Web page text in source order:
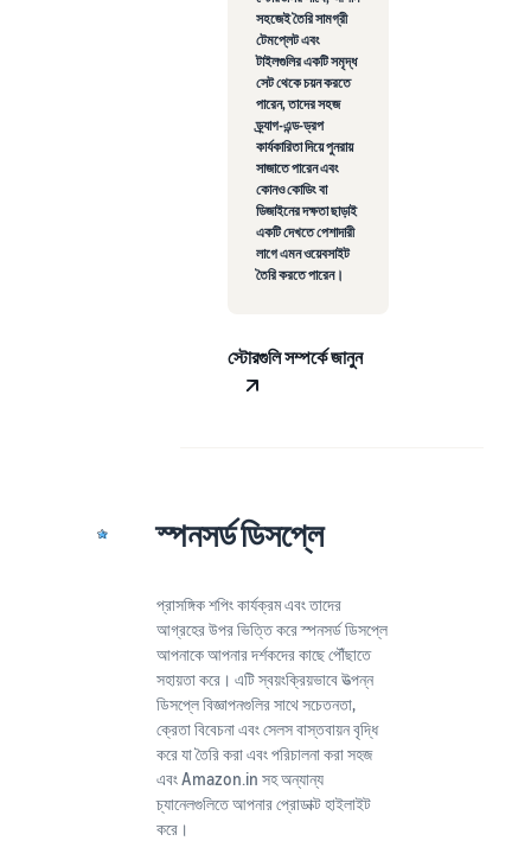
সহজেই তৈরি সামগ্রী
টেমপ্লেট এবং
টাইলগুলির একটি সমৃদ্ধ
সেট থেকে চয়ন করতে
পারেন, তাদের সহজ
ড্র্যাগ-এন্ড-ড্রপ
কার্যকারিতা দিয়ে পুনরায়
সাজাতে পারেন এবং
কোনও কোডিং বা
ডিজাইনের দক্ষতা ছাড়াই
একটি দেখতে পেশাদারী
লাগে এমন ওয়েবসাইট
তৈরি করতে পারেন।
স্টোরগুলি সম্পর্কে জানুন
স্পনসর্ড ডিসপ্লে
প্রাসঙ্গিক শপিং কার্যক্রম এবং তাদের
আগ্রহের উপর ভিত্তি করে স্পনসর্ড ডিসপ্লে
আপনাকে আপনার দর্শকদের কাছে পৌঁছাতে
সহায়তা করে। এটি স্বয়ংক্রিয়ভাবে উত্পন্ন
ডিসপ্লে বিজ্ঞাপনগুলির সাথে সচেতনতা,
ক্রেতা বিবেচনা এবং সেলস বাস্তবায়ন বৃদ্ধি
করে যা তৈরি করা এবং পরিচালনা করা সহজ
এবং Amazon.in সহ অন্যান্য
চ্যানেলগুলিতে আপনার প্রোডাক্ট হাইলাইট
করে।